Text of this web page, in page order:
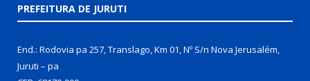
PREFEITURA DE JURUTI
End.: Rodovia pa 257, Translago, Km 01, Nº S/n Nova Jerusalém,
Juruti – pa